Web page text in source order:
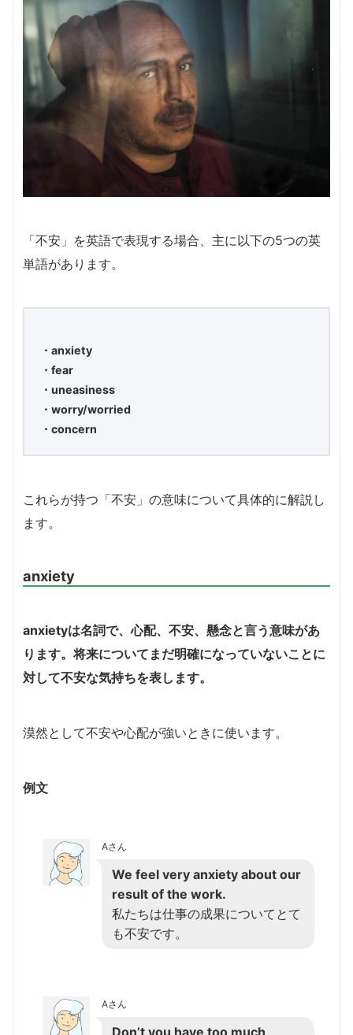
「不安」を英語で表現する場合、主に以下の5つの英
単語があります。
・anxiety
・fear
・uneasiness
・worry/worried
・concern
これらが持つ「不安」の意味について具体的に解説し
ます。
anxiety
anxietyは名詞で、心配、不安、懸念と言う意味があ
ります。将来についてまだ明確になっていないことに
対して不安な気持ちを表します。
漠然として不安や心配が強いときに使います。
例文
Aさん
We feel very anxiety about our
result of the work.
私たちは仕事の成果についてとて
も不安です。
Aさん
Don’t you have too much